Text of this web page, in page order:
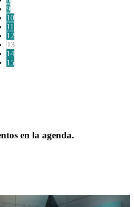
9
10
11
12
13
14
15
en la agenda.